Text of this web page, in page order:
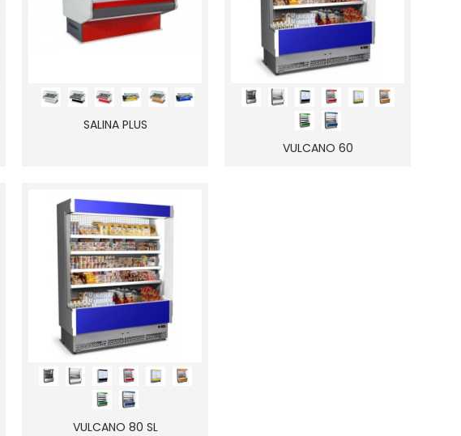
SALINA PLUS
VULCANO 60
VULCANO 80 SL